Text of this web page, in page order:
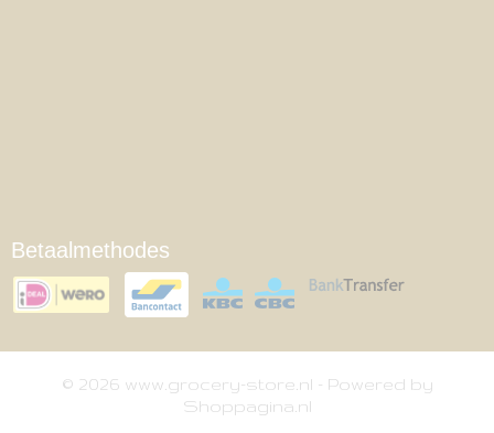
Betaalmethodes
© 2026 www.grocery-store.nl - Powered by
Shoppagina.nl